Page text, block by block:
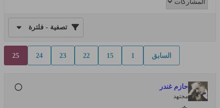
تصفية - فلترة
السابق 1
15
22
23
24
25
حازم غندر
مجتهد